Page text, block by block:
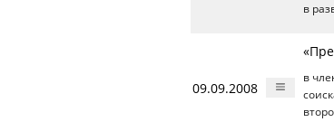
в
09.09.2008
в